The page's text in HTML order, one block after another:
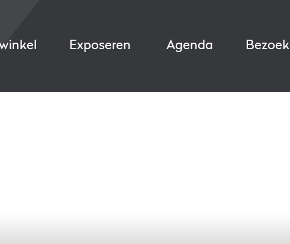
Exposeren Agenda Bezoek